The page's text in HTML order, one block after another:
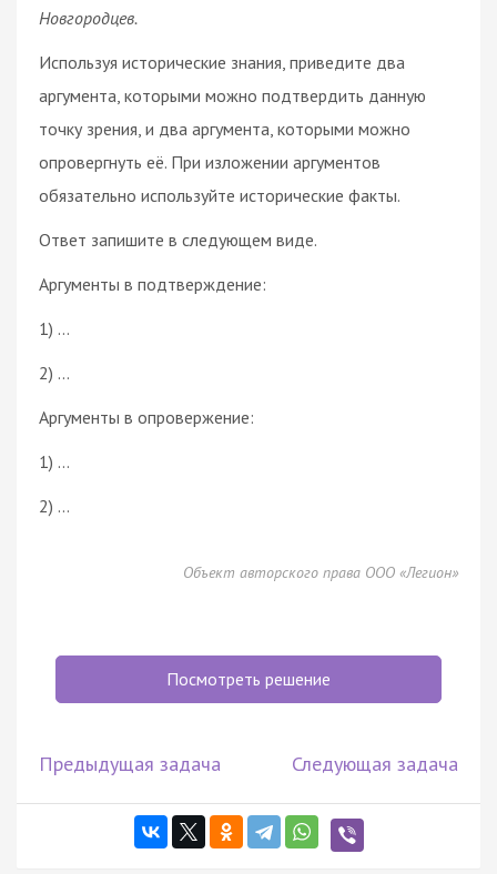
Новгородцев.
Используя исторические знания, приведите два
аргумента, которыми можно подтвердить данную
точку зрения, и два аргумента, которыми можно
опровергнуть её. При изложении аргументов
обязательно используйте исторические факты.
Ответ запишите в следующем виде.
Аргументы в подтверждение:
1) …
2) …
Аргументы в опровержение:
1) …
2) …
Объект авторского права ООО «Легион»
Посмотреть решение
Предыдущая задача Следующая задача